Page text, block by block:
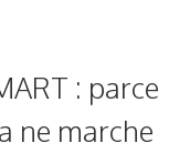
: parce
ne marche